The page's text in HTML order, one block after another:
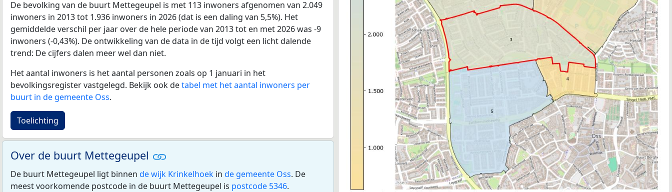
De bevolking van de buurt Mettegeupel is met 113 inwoners afgenomen van 2.049
inwoners in 2013 tot 1.936 inwoners in 2026 (dat is een daling van 5,5%). Het
gemiddelde verschil per jaar over de hele periode van 2013 tot en met 2026 was -9
inwoners (-0,43%). De ontwikkeling van de data in de tijd volgt een licht dalende
trend: De cijfers dalen meer wel dan niet.
Het aantal inwoners is het aantal personen zoals op 1 januari in het
bevolkingsregister vastgelegd. Bekijk ook detabel met het aantal inwoners per
buurt in de gemeente Oss.
Toelichting
Over de buurt Mettegeupel
De buurt Mettegeupel ligt binnen de wijk Krinkelhoek in de gemeente Oss. De
meest voorkomende postcode in de buurt Mettegeupel is postcode 5346.